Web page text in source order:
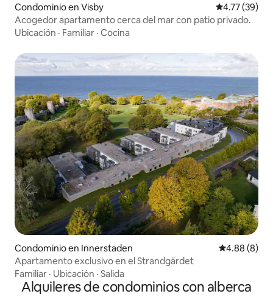
Condominio en Visby Calificación
4.77 (39)
Acogedor apartamento cerca del mar con patio privado.
Ubicación · Familiar · Cocina
Condominio en Innerstaden Calificación
4.88 (8)
Apartamento exclusivo en el Strandgärdet
Familiar · Ubicación · Salida
Alquileres de condominios con alberca